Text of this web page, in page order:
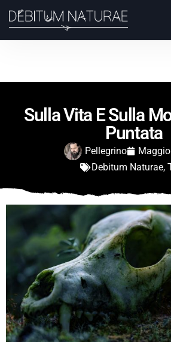
Sulla Vita E Sulla
Puntata
Pellegrino
Debitum Naturae,